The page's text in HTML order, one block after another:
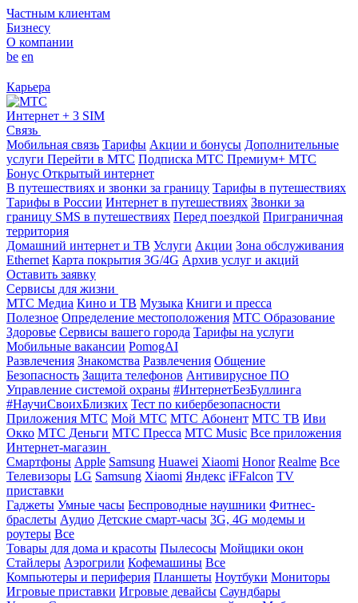
Частным клиентам
Бизнесу
О компании
be en
Карьера
Интернет + 3 SIM
Связь
Мобильная связь Тарифы Акции и бонусы Дополнительные
услуги Перейти в МТС Подписка МТС Премиум+ МТС
Бонус Открытый интернет
В путешествиях и звонки за границу Тарифы в путешествиях
Тарифы в России Интернет в путешествиях Звонки за
границу SMS в путешествиях Перед поездкой Приграничная
территория
Домашний интернет и ТВ Услуги Акции Зона обслуживания
Ethernet Карта покрытия 3G/4G Архив услуг и акций
Оставить заявку
Сервисы для жизни
МТС Медиа Кино и ТВ Музыка Книги и пресса
Полезное Определение местоположения МТС Образование
Здоровье Сервисы вашего города Тарифы на услуги
Мобильные вакансии PomogAI
Развлечения Знакомства Развлечения Общение
Безопасность Защита телефонов Антивирусное ПО
Управление системой охраны #ИнтернетБезБуллинга
#НаучиСвоихБлизких Тест по кибербезопасности
Приложения МТС Мой МТС МТС Абонент МТС ТВ Иви
Окко МТС Деньги МТС Пресса МТС Music Все приложения
Интернет-магазин
Смартфоны Apple Samsung Huawei Xiaomi Honor Realme Все
Телевизоры LG Samsung Xiaomi Яндекс iFFalcon TV
приставки
Гаджеты Умные часы Беспроводные наушники Фитнес-
браслеты Аудио Детские смарт-часы 3G, 4G модемы и
роутеры Все
Товары для дома и красоты Пылесосы Мойщики окон
Стайлеры Аэрогрили Кофемашины Все
Компьютеры и периферия Планшеты Ноутбуки Мониторы
Игровые приставки Игровые девайсы Саундбары